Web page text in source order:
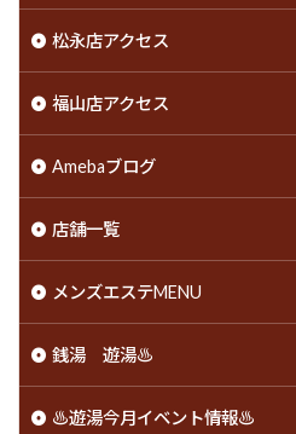
松永店アクセス
福山店アクセス
Amebaブログ
店舗一覧
メンズエステMENU
銭湯 遊湯♨️
♨️遊湯今月イベント情報♨️